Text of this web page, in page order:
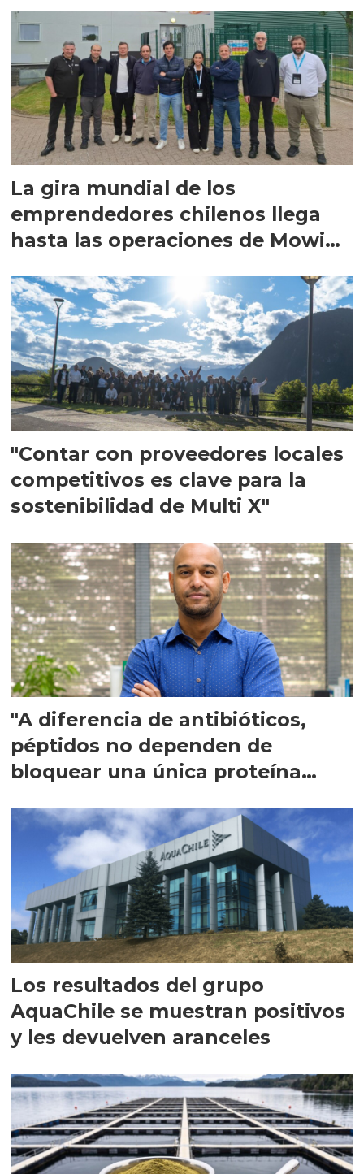
La gira mundial de los
emprendedores chilenos llega
hasta las operaciones de Mowi
"Contar con proveedores locales
competitivos es clave para la
sostenibilidad de Multi X"
"A diferencia de antibióticos,
péptidos no dependen de
bloquear una única proteína
Los resultados del grupo
AquaChile se muestran positivos
y les devuelven aranceles